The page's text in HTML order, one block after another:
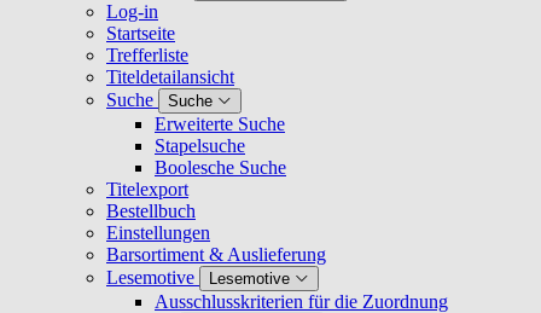
Log-in
Startseite
Trefferliste
Titeldetailansicht
Suche
Suche
Erweiterte Suche
Stapelsuche
Boolesche Suche
Titelexport
Bestellbuch
Einstellungen
Barsortiment & Auslieferung
Lesemotive
Lesemotive
Ausschlusskriterien für die Zuordnung